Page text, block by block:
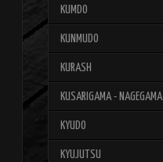
KUMDO
KUNMUDO
KURASH
KUSARIGAMA - NAGEGAMA
KYUDO
KYUJUTSU